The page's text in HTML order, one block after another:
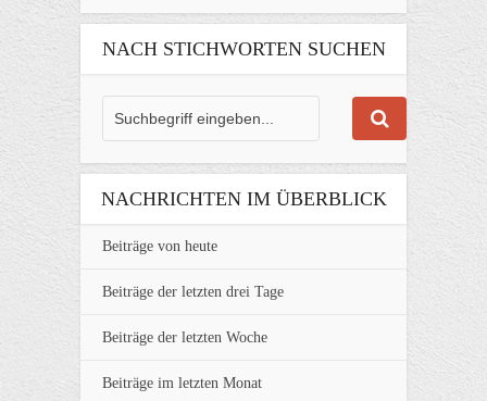
NACH STICHWORTEN SUCHEN
NACHRICHTEN IM ÜBERBLICK
Beiträge von heute
Beiträge der letzten drei Tage
Beiträge der letzten Woche
Beiträge im letzten Monat